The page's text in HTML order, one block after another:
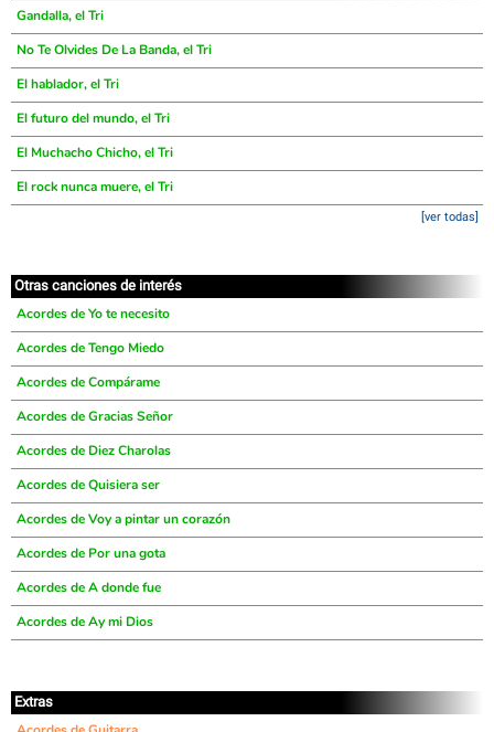
Gandalla, el Tri
No Te Olvides De La Banda, el Tri
El hablador, el Tri
El futuro del mundo, el Tri
El Muchacho Chicho, el Tri
El rock nunca muere, el Tri
[ver todas]
Otras canciones de interés
Acordes de Yo te necesito
Acordes de Tengo Miedo
Acordes de Compárame
Acordes de Gracias Señor
Acordes de Diez Charolas
Acordes de Quisiera ser
Acordes de Voy a pintar un corazón
Acordes de Por una gota
Acordes de A donde fue
Acordes de Ay mi Dios
Extras